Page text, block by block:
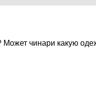
чинари какую